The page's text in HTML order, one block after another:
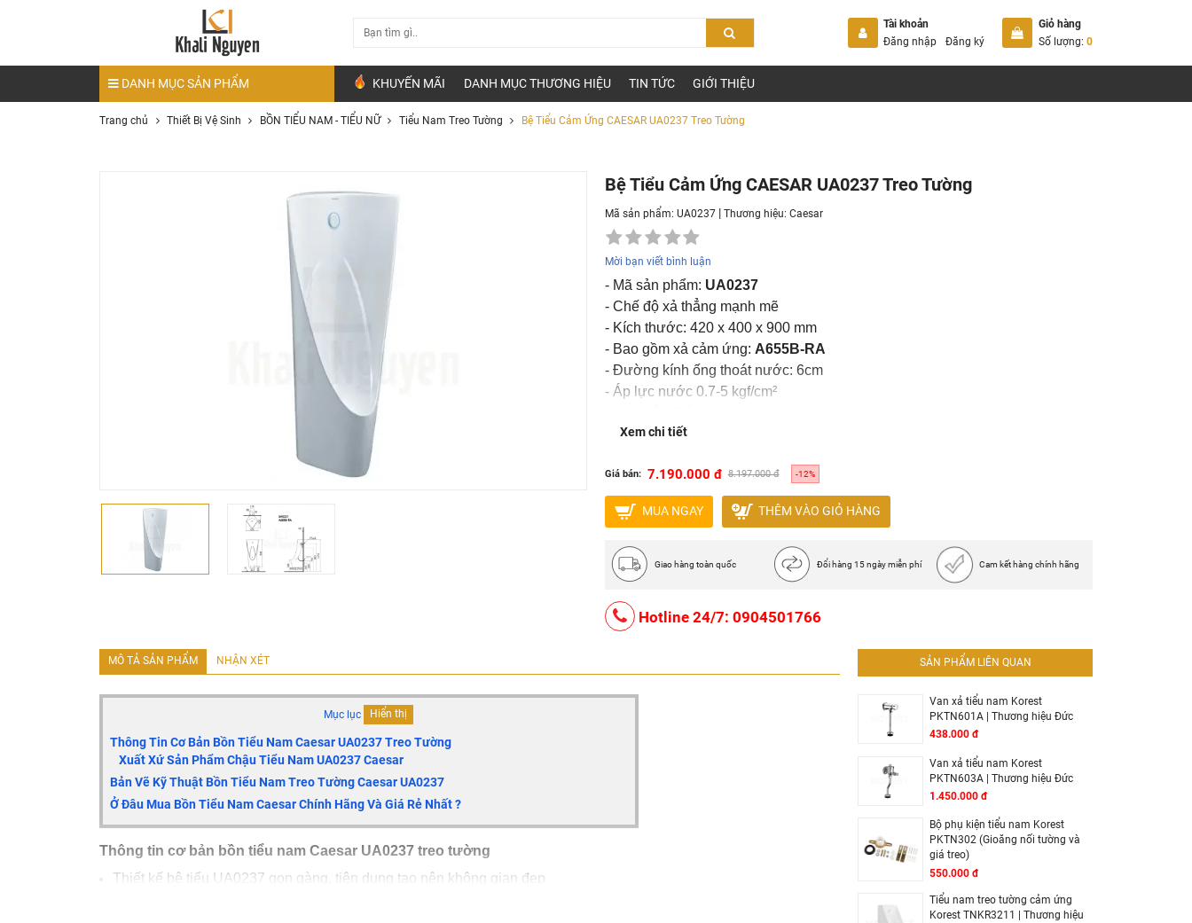
Tài khoản
Đăng nhập
Đăng ký
Giỏ hàng
Số lượng: 0
DANH MỤC SẢN PHẨM KHUYẾN MÃI DANH MỤC THƯƠNG HIỆU TIN TỨC GIỚI THIỆU
Trang chủ Thiết Bị Vệ Sinh BỒN TIỂU NAM - TIỂU NỮ Tiểu Nam Treo Tường Bệ Tiểu Cảm Ứng CAESAR UA0237 Treo Tường
Bệ Tiểu Cảm Ứng CAESAR UA0237 Treo Tường
Mã sản phẩm: UA0237 |Thương hiệu:Caesar
Mời bạn viết bình luận
- Mã sản phẩm: UA0237
- Chế độ xả thẳng mạnh mẽ
- Kích thước: 420 x 400 x 900 mm
- Bao gồm xả cảm ứng: A655B-RA
- Đường kính ống thoát nước: 6cm
- Áp lực nước 0.7-5 kgf/cm²
- Cơ chế xả: Cảm biến
Xem chi tiết
Giá bán: 7.190.000 đ 8.197.000 đ -12%
MUA NGAY THÊM VÀO GIỎ HÀNG
Giao hàng toàn quốc Đổi hàng 15 ngày miễn phí Cam kết hàng chính hãng
Hotline 24/7: 0904501766
MÔ TẢ SẢN PHẨM NHẬN XÉT
Mục lục Hiển thị
Thông Tin Cơ Bản Bồn Tiểu Nam CaesarUA0237 Treo Tường
Xuất Xứ Sản Phẩm Chậu Tiểu NamUA0237Caesar
Bản Vẽ Kỹ Thuật Bồn Tiểu Nam Treo Tường Caesar UA0237
Ở Đâu Mua Bồn Tiểu Nam Caesar Chính Hãng Và Giá Rẻ Nhất ?
Thông tin cơ bản bồn tiểu nam Caesar UA0237 treo tường
Thiết kế bệ tiểu UA0237 gọn gàng, tiện dụng tạo nên không gian đẹp
SẢN PHẨM LIÊN QUAN
Van xả tiểu nam Korest
PKTN601A | Thương hiệu Đức
438.000 đ
Van xả tiểu nam Korest
PKTN603A | Thương hiệu Đức
1.450.000 đ
Bộ phụ kiện tiểu nam Korest
PKTN302 (Gioăng nối tường và
giá treo)
550.000 đ
Tiểu nam treo tường cảm ứng
Korest TNKR3211 | Thương hiệu